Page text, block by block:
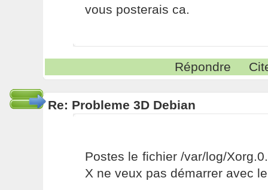
vous posterais ca.
Répondre
Re: Probleme 3D Debian
Postes le fichier /var/log/
X ne veux pas démarrer avec